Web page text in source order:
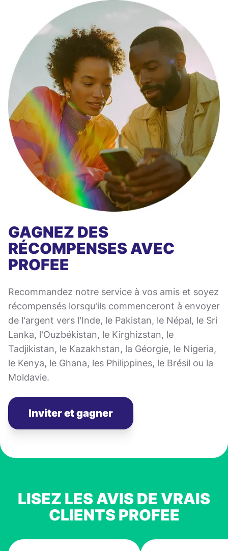
GAGNEZ DES
RÉCOMPENSES AVEC
PROFEE
Recommandez notre service à vos amis et soyez
récompensés lorsqu'ils commenceront à envoyer
de l'argent vers l'Inde, le Pakistan, le Népal, le Sri
Lanka, l'Ouzbékistan, le Kirghizstan, le
Tadjikistan, le Kazakhstan, la Géorgie, le Nigeria,
le Kenya, le Ghana, les Philippines, le Brésil ou la
Moldavie.
Inviter et gagner
LISEZ LES AVIS DE VRAIS
CLIENTS PROFEE